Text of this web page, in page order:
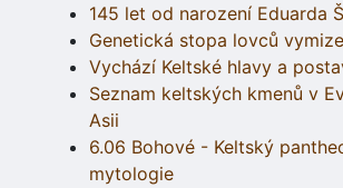
145 let od narození Eduarda
Genetická stopa lovců
Vychází Keltské hlavy a
Seznam keltských kmenů v
Asii
6.06 Bohové - Keltský
mytologie